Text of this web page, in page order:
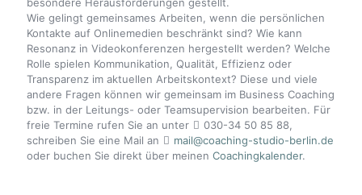
besondere Herausforderungen gestellt.
Wie gelingt gemeinsames Arbeiten, wenn die persönlichen
Kontakte auf Onlinemedien beschränkt sind? Wie kann
Resonanz in Videokonferenzen hergestellt werden? Welche
Rolle spielen Kommunikation, Qualität, Effizienz oder
Transparenz im aktuellen Arbeitskontext? Diese und viele
andere Fragen können wir gemeinsam im Business Coaching
bzw. in der Leitungs- oder Teamsupervision bearbeiten. Für
freie Termine rufen Sie an unter
030-34 50 85 88,
schreiben Sie eine Mail an
mail@coaching-studio-berlin.de
oder buchen Sie direkt über meinen Coachingkalender.